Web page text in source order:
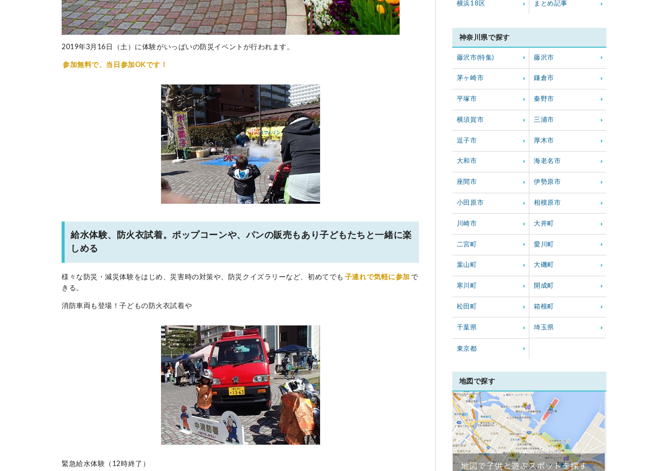
2019年3月16日（土）に体験がいっぱいの防災イベントが行われます。
参加無料で、当日参加OKです！
給水体験、防火衣試着。ポップコーンや、パンの販売もあり子どもたちと一緒に楽
しめる
様々な防災・減災体験をはじめ、災害時の対策や、防災クイズラリーなど、初めてでも 子連れで気軽に参加 で
きる。
消防車両も登場！子どもの防火衣試着や
緊急給水体験（12時終了）
横浜18区 まとめ記事
神奈川県で探す
藤沢市(特集) 藤沢市
茅ヶ崎市 鎌倉市
平塚市 秦野市
横須賀市 三浦市
逗子市 厚木市
大和市 海老名市
座間市 伊勢原市
小田原市 相模原市
川崎市 大井町
二宮町 愛川町
葉山町 大磯町
寒川町 開成町
松田町 箱根町
千葉県 埼玉県
東京都
地図で探す